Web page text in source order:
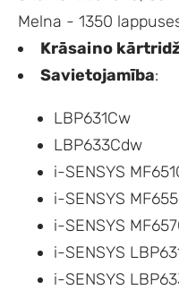
Melna - 1350
Krāsaino
Savietojamība:
LBP631Cw
LBP633Cdw
i-SENSYS
i-SENSYS
i-SENSYS
i-SENSYS
i-SENSYS